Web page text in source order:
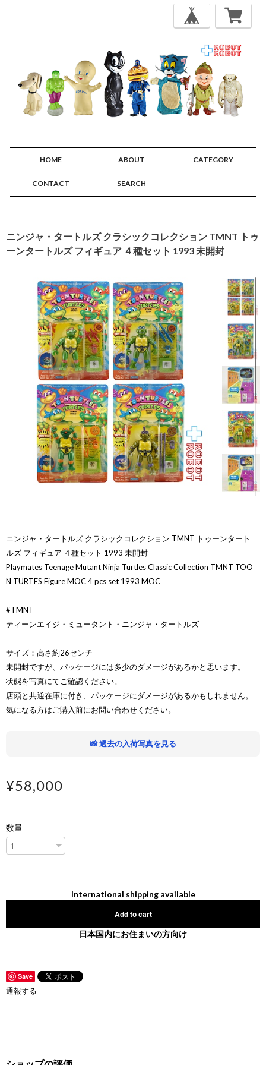
HOME ABOUT CATEGORY
CONTACT SEARCH
ニンジャ・タートルズ クラシックコレクション TMNT トゥ
ーンタートルズ フィギュア ４種セット 1993 未開封
ニンジャ・タートルズ クラシックコレクション TMNT トゥーンタート
ルズ フィギュア ４種セット 1993 未開封
Playmates Teenage Mutant Ninja Turtles Classic Collection TMNT TOO
N TURTES Figure MOC 4 pcs set 1993 MOC
#TMNT
ティーンエイジ・ミュータント・ニンジャ・タートルズ
サイズ：高さ約26センチ
未開封ですが、パッケージには多少のダメージがあるかと思います。
状態を写真にてご確認ください。
店頭と共通在庫に付き、パッケージにダメージがあるかもしれません。
気になる方はご購入前にお問い合わせください。
📸 過去の入荷写真を見る
¥58,000
数量
International shipping available
Add to cart
日本国内にお住まいの方向け
Save
通報する